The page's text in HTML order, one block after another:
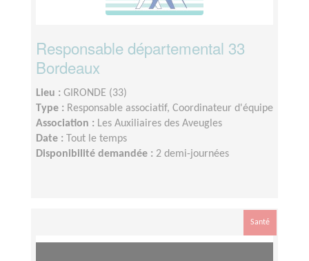
Responsable départemental 33
Bordeaux
Lieu : GIRONDE (33)
Type : Responsable associatif, Coordinateur d'équipe
Association : Les Auxiliaires des Aveugles
Date :
Tout le temps
Disponibilité demandée : 2 demi-journées
Santé